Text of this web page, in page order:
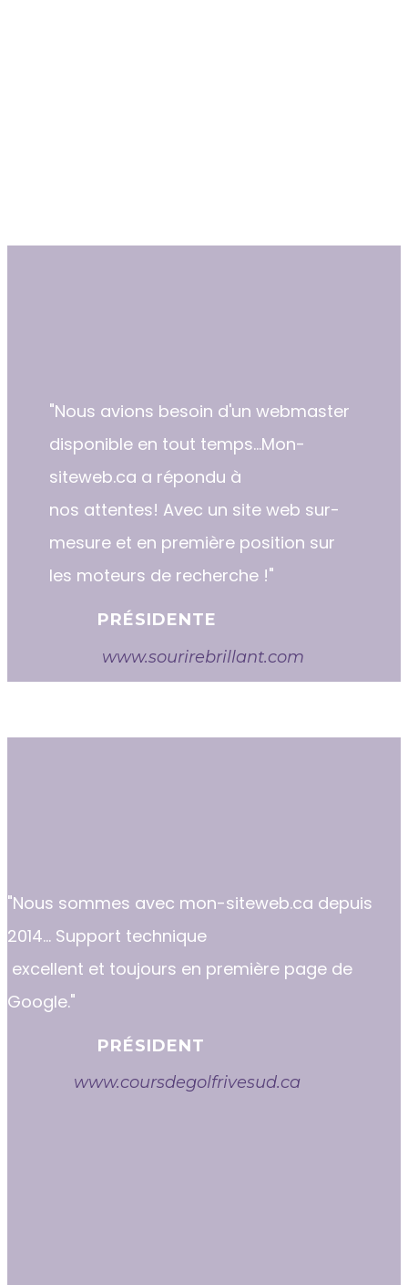
"​Nous avions besoin d'un webmaster
disponible en tout temps...Mon-
siteweb.ca a répondu à
nos attentes! Avec un site web sur-
mesure et en première position sur
les moteurs de recherche !"
PRÉSIDENTE
www.sourirebrillant.com
"​​Nous sommes avec mon-siteweb.ca depuis
2014... Support technique
excellent et toujours en première page de
Google."
PRÉSIDENT
www.coursdegolfrivesud.ca